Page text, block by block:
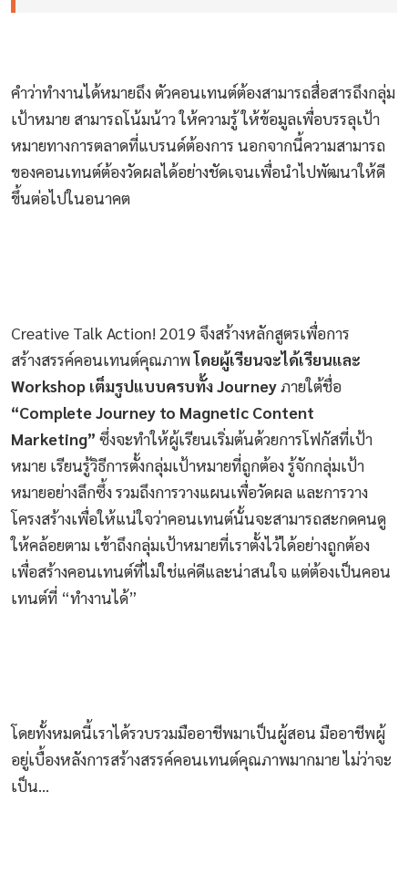
คำว่าทำงานได้หมายถึง ตัวคอนเทนต์ต้องสามารถสื่อสารถึงกลุ่ม
เป้าหมาย สามารถโน้มน้าว ให้ความรู้ ให้ข้อมูลเพื่อบรรลุเป้า
หมายทางการตลาดที่แบรนด์ต้องการ นอกจากนี้ความสามารถ
ของคอนเทนต์ต้องวัดผลได้อย่างชัดเจนเพื่อนำไปพัฒนาให้ดี
ขึ้นต่อไปในอนาคต
Creative Talk Action! 2019 จึงสร้างหลักสูตรเพื่อการ
สร้างสรรค์คอนเทนต์คุณภาพโดยผู้เรียนจะได้เรียนและ
Workshop เต็มรูปแบบครบทั้ง Journeyภายใต้ชื่อ
“Complete Journey to Magnetic Content
Marketing” ซึ่งจะทำให้ผู้เรียนเริ่มต้นด้วยการโฟกัสที่เป้า
หมาย เรียนรู้วิธีการตั้งกลุ่มเป้าหมายที่ถูกต้อง รู้จักกลุ่มเป้า
หมายอย่างลึกซึ้ง รวมถึงการวางแผนเพื่อวัดผล และการวาง
โครงสร้างเพื่อให้แน่ใจว่าคอนเทนต์นั้นจะสามารถสะกดคนดู
ให้คล้อยตาม เข้าถึงกลุ่มเป้าหมายที่เราตั้งไว้ได้อย่างถูกต้อง
เพื่อสร้างคอนเทนต์ที่ไม่ใช่แค่ดีและน่าสนใจ แต่ต้องเป็นคอน
เทนต์ที่ “ทำงานได้”
โดยทั้งหมดนี้เราได้รวบรวมมืออาชีพมาเป็นผู้สอน มืออาชีพผู้
อยู่เบื้องหลังการสร้างสรรค์คอนเทนต์คุณภาพมากมาย ไม่ว่าจะ
เป็น…